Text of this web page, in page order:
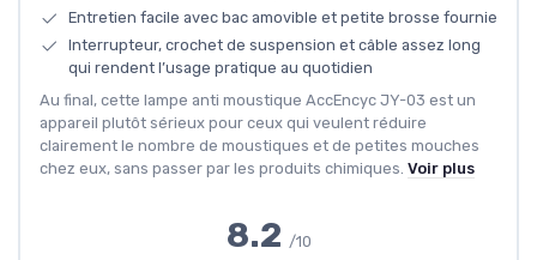
Entretien facile avec bac amovible et petite brosse fournie
Interrupteur, crochet de suspension et câble assez long
qui rendent l’usage pratique au quotidien
Au final, cette lampe anti moustique AccEncyc JY-03 est un
appareil plutôt sérieux pour ceux qui veulent réduire
clairement le nombre de moustiques et de petites mouches
chez eux, sans passer par les produits chimiques. Voir plus
8.2 /10